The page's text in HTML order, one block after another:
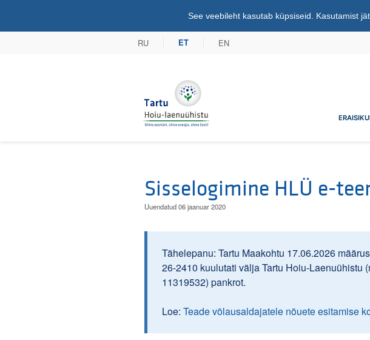
See veebileht kasutab küpsiseid. Kasutamist
RU ET EN
Tartu Hoiu-laenuühistu
Sisselogimine HLÜ e-
Uuendatud 06 jaanuar 2020
Tähelepanu: Tartu Maakohtu 17.06.2026
26-2410 kuulutati välja Tartu Hoiu-Laenuühistu
11319532) pankrot.
Loe: Teade võlausaldajatele nõuete esitamise